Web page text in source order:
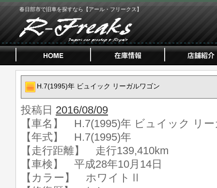
春日部市で旧車を探すなら【アール・フリークス】
H.7(1995)年 ビュイック リーガルワゴン
投稿日 2016/08/09
【車名】 H.7(1995)年 ビュイック リ
【年式】 H.7(1995)年
【走行距離】 走行139,410km
【車検】 平成28年10月14日
【カラー】 ホワイトⅡ